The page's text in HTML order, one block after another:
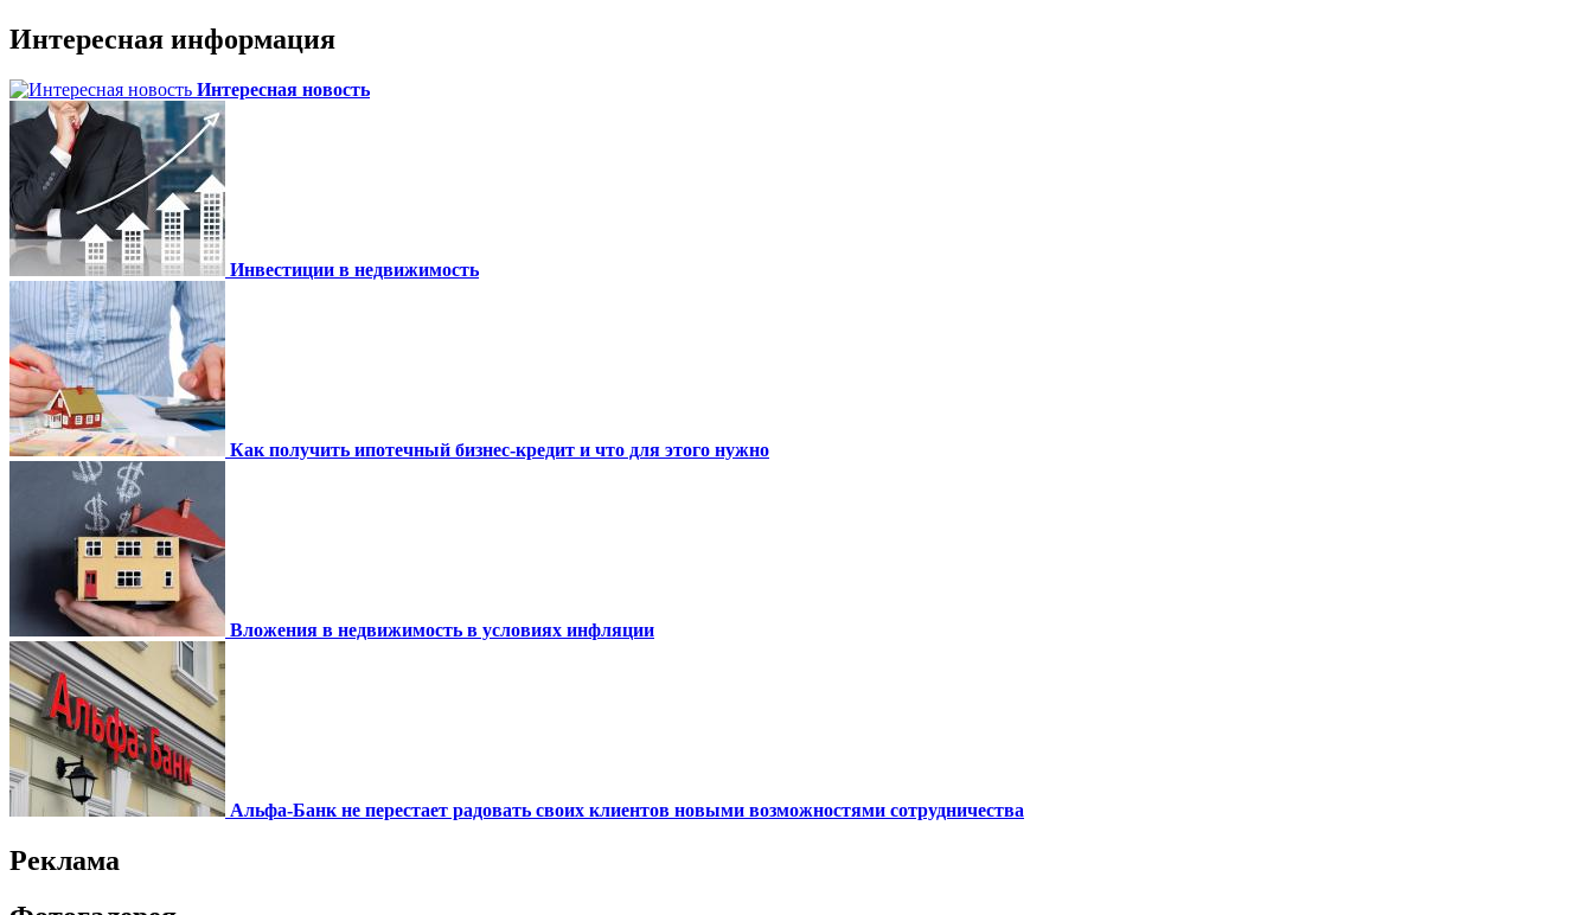
Интересная информация
Интересная новость
Инвестиции в недвижимость
Как получить ипотечный бизнес-кредит и что для этого нужно
Вложения в недвижимость в условиях инфляции
Альфа-Банк не перестает радовать своих клиентов новыми возможностями сотрудничества
Реклама